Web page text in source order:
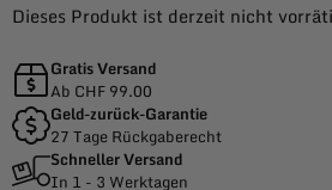
Dieses Produkt ist derzeit nicht
Gratis Versand
Ab CHF 99.00
Geld-zurück-Garantie
27 Tage Rückgaberecht
Schneller Versand
In 1 - 3 Werktagen